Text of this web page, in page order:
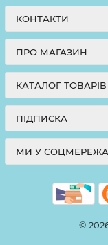
КОНТАКТИ
ПРО МАГАЗИН
КАТАЛОГ ТОВАРІВ
ПІДПИСКА
МИ У
©